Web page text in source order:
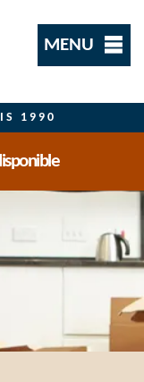
MENU
1990